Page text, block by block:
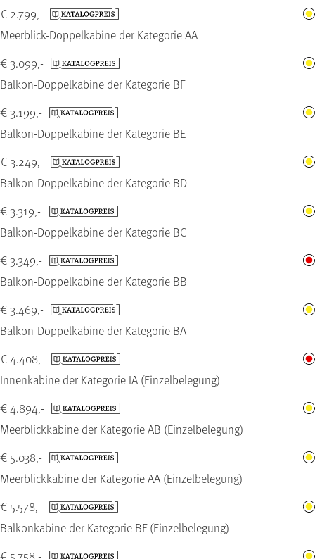
Meerblick-Doppelkabine der Kategorie AA
€ 2.799,-
Balkon-Doppelkabine der Kategorie BF
€ 3.099,-
Balkon-Doppelkabine der Kategorie BE
€ 3.199,-
Balkon-Doppelkabine der Kategorie BD
€ 3.249,-
Balkon-Doppelkabine der Kategorie BC
€ 3.319,-
Balkon-Doppelkabine der Kategorie BB
€ 3.349,-
Balkon-Doppelkabine der Kategorie BA
€ 3.469,-
Innenkabine der Kategorie IA (Einzelbelegung)
€ 4.408,-
Meerblickkabine der Kategorie AB (Einzelbelegung)
€ 4.894,-
Meerblickkabine der Kategorie AA (Einzelbelegung)
€ 5.038,-
Balkonkabine der Kategorie BF (Einzelbelegung)
€ 5.578,-